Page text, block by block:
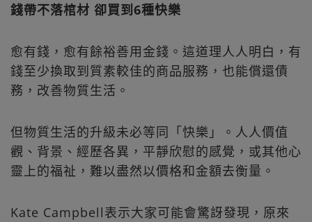
錢帶不落棺材 卻買到6種快樂
愈有錢，愈有餘裕善用金錢。這道理人人明白，有
錢至少換取到質素較佳的商品服務，也能償還債
務，改善物質生活。
但物質生活的升級未必等同「快樂」。人人價值
觀、背景、經歷各異，平靜欣慰的感覺，或其他心
靈上的福祉，難以盡然以價格和金額去衡量。
Kate Campbell表示大家可能會驚訝發現，原來